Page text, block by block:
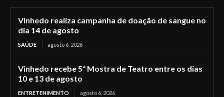
Vinhedo realiza campanha de doação de sangue no
dia 14 de agosto
SAÚDE agosto 6, 2026
Vinhedo recebe 5ª Mostra de Teatro entre os dias
10 e 13 de agosto
ENTRETENIMENTO agosto 6, 2026